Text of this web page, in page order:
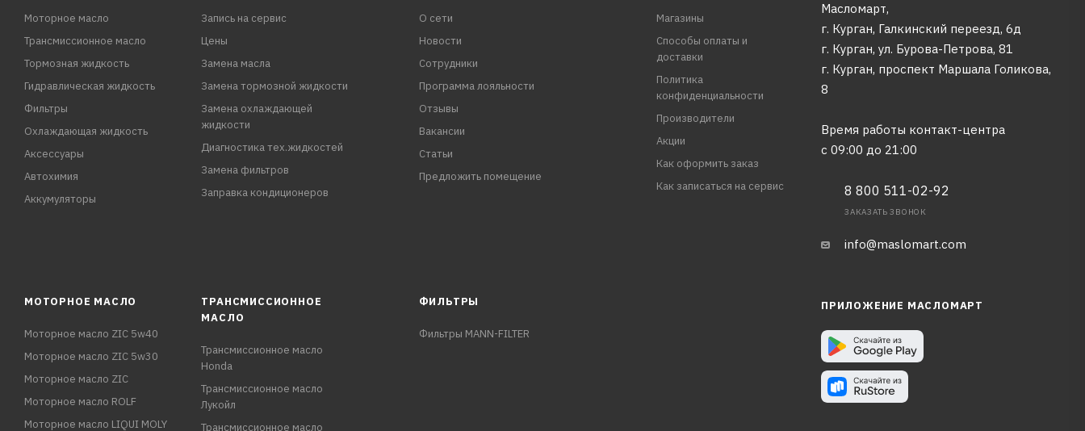
Моторное масло
Трансмиссионное масло
Тормозная жидкость
Гидравлическая жидкость
Фильтры
Охлаждающая жидкость
Аксессуары
Автохимия
Аккумуляторы
Запись на сервис
Цены
Замена масла
Замена тормозной жидкости
Замена охлаждающей
жидкости
Диагностика тех.жидкостей
Замена фильтров
Заправка кондиционеров
О сети
Новости
Сотрудники
Программа лояльности
Отзывы
Вакансии
Статьи
Предложить помещение
Магазины
Способы оплаты и
доставки
Политика
конфиденциальности
Производители
Акции
Как оформить заказ
Как записаться на сервис
Масломарт,
г. Курган, Галкинский переезд, 6д
г. Курган, ул. Бурова-Петрова, 81
г. Курган, проспект Маршала Голикова,
8
Время работы контакт-центра
с 09:00 до 21:00
8 800 511-02-92
ЗАКАЗАТЬ ЗВОНОК
info@maslomart.com
МОТОРНОЕ МАСЛО
Моторное масло ZIC 5w40
Моторное масло ZIC 5w30
Моторное масло ZIC
Моторное масло ROLF
Моторное масло LIQUI MOLY
ТРАНСМИССИОННОЕ
МАСЛО
Трансмиссионное масло
Honda
Трансмиссионное масло
Лукойл
Трансмиссионное масло
ФИЛЬТРЫ
Фильтры MANN-FILTER
ПРИЛОЖЕНИЕ МАСЛОМАРТ